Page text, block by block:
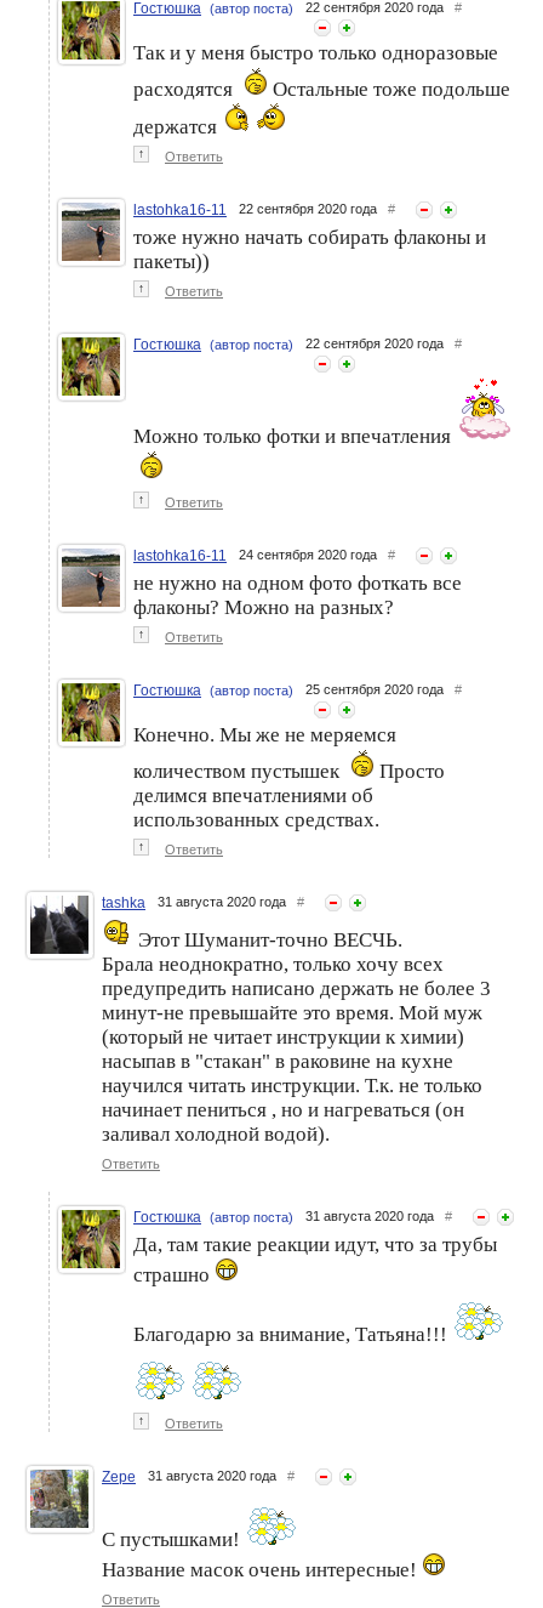
Гостюшка (автор поста) 22 сентября 2020 года #
Так и у меня быстро только одноразовые
расходятся
Остальные тоже подольше
держатся
↑ Ответить
lastohka16-11 22 сентября 2020 года #
тоже нужно начать собирать флаконы и
пакеты))
↑ Ответить
Гостюшка (автор поста) 22 сентября 2020 года #
Можно только фотки и впечатления
↑ Ответить
lastohka16-11 24 сентября 2020 года #
не нужно на одном фото фоткать все
флаконы? Можно на разных?
↑ Ответить
Гостюшка (автор поста) 25 сентября 2020 года #
Конечно. Мы же не меряемся
количеством пустышек
Просто
делимся впечатлениями об
использованных средствах.
↑ Ответить
tashka 31 августа 2020 года #
Этот Шуманит-точно ВЕСЧЬ.
Брала неоднократно, только хочу всех
предупредить написано держать не более 3
минут-не превышайте это время. Мой муж
(который не читает инструкции к химии)
насыпав в "стакан" в раковине на кухне
научился читать инструкции. Т.к. не только
начинает пениться , но и нагреваться (он
заливал холодной водой).
Ответить
Гостюшка (автор поста) 31 августа 2020 года #
Да, там такие реакции идут, что за трубы
страшно
Благодарю за внимание, Татьяна!!!
↑ Ответить
Zepe 31 августа 2020 года #
С пустышками!
Название масок очень интересные!
Ответить